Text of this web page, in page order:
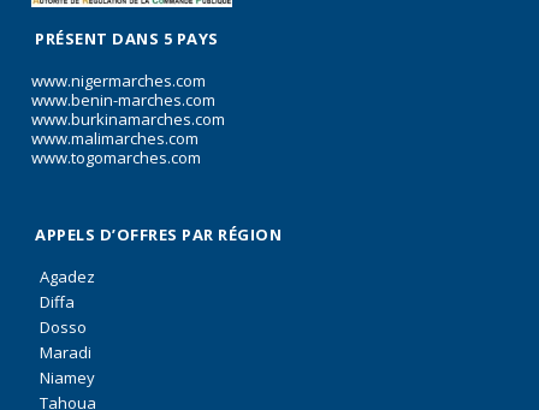
PRÉSENT DANS 5 PAYS
www.nigermarches.com
www.benin-marches.com
www.burkinamarches.com
www.malimarches.com
www.togomarches.com
APPELS D’OFFRES PAR RÉGION
Agadez
Diffa
Dosso
Maradi
Niamey
Tahoua